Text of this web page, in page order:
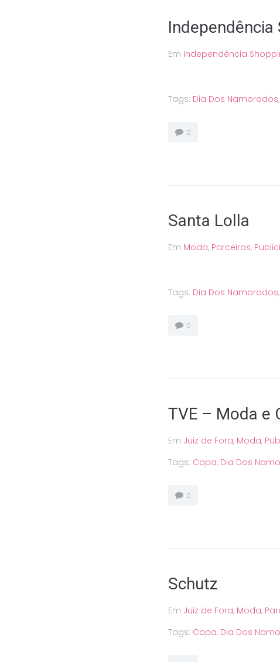
Independência
Em Independência
Tags: Dia Dos Namorados,
0
Santa Lolla
Em Moda, Parceiros,
Tags: Dia Dos Namorados,
0
TVE – Moda e
Em Juiz de Fora, Moda,
Tags: Copa, Dia Dos
0
Schutz
Em Juiz de Fora, Moda,
Tags: Copa, Dia Dos